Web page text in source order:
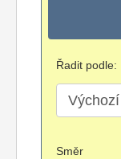
Řadit podle:
Směr